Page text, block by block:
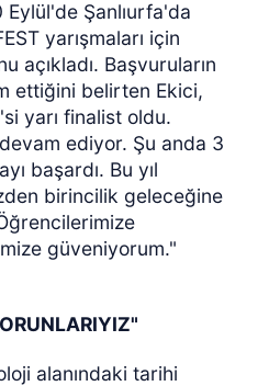
Şanlıurfa'da
yarışmaları için
açıkladı. Başvuruların
ettiğini belirten Ekici,
yarı finalist oldu.
ediyor. Şu anda 3
başardı. Bu yıl
birincilik geleceğine
güveniyorum."
alanındaki tarihi